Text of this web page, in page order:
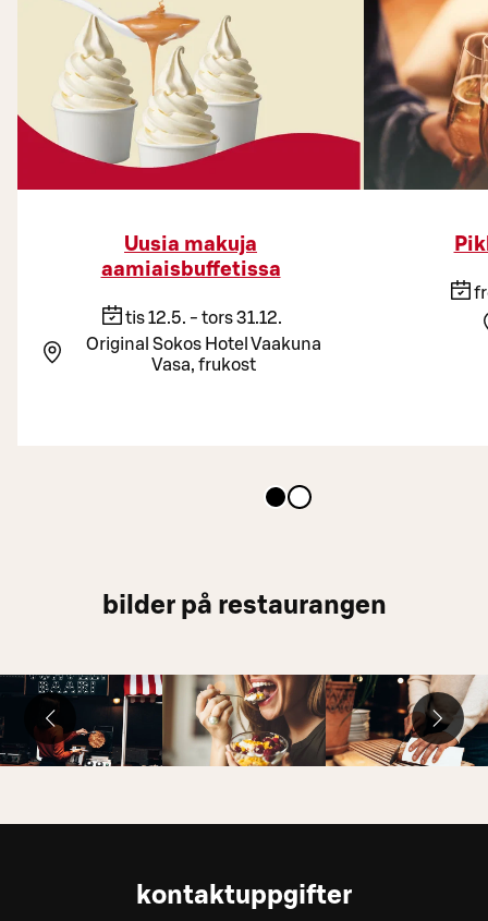
Uusia makuja
aamiaisbuffetissa
tis 12.5. - tors 31.12.
Original Sokos Hotel Vaakuna
Vasa, frukost
bilder på restaurangen
kontaktuppgifter